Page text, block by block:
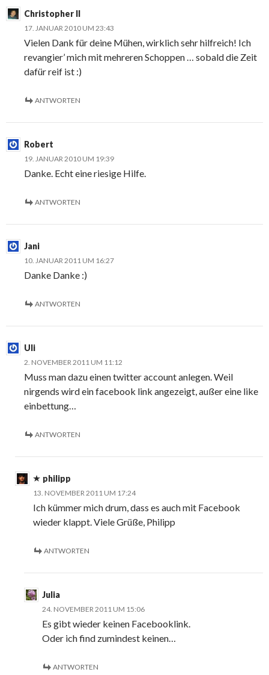
Christopher II
17. JANUAR 2010 UM 23:43
Vielen Dank für deine Mühen, wirklich sehr hilfreich! Ich
revangier’ mich mit mehreren Schoppen … sobald die Zeit
dafür reif ist :)
ANTWORTEN
Robert
19. JANUAR 2010 UM 19:39
Danke. Echt eine riesige Hilfe.
ANTWORTEN
Jani
10. JANUAR 2011 UM 16:27
Danke Danke :)
ANTWORTEN
Uli
2. NOVEMBER 2011 UM 11:12
Muss man dazu einen twitter account anlegen. Weil
nirgends wird ein facebook link angezeigt, außer eine like
einbettung…
ANTWORTEN
philipp
13. NOVEMBER 2011 UM 17:24
Ich kümmer mich drum, dass es auch mit Facebook
wieder klappt. Viele Grüße, Philipp
ANTWORTEN
Julia
24. NOVEMBER 2011 UM 15:06
Es gibt wieder keinen Facebooklink.
Oder ich find zumindest keinen…
ANTWORTEN